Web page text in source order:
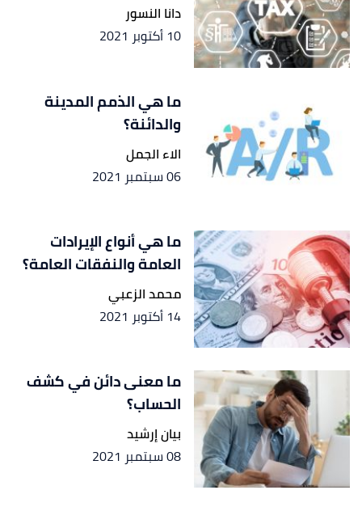
دانا النسور
10 أكتوبر 2021
ما هي الذمم المدينة
والدائنة؟
الاء الجمل
06 سبتمبر 2021
ما هي أنواع الإيرادات
العامة والنفقات العامة؟
محمد الزعبي
14 أكتوبر 2021
ما معنى دائن في كشف
الحساب؟
بيان إرشيد
08 سبتمبر 2021